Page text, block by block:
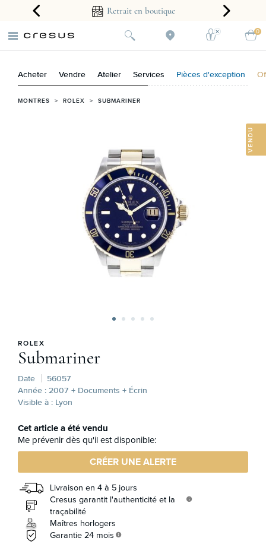
2 ans Retrait en boutique
0
Acheter Vendre Atelier Services Pièces d'exception
MONTRES > ROLEX > SUBMARINER
VENDU
ROLEX
Submariner
Date
56057
Année : 2007 + Documents + Écrin
Visible à : Lyon
Cet article a été vendu
Me prévenir dès qu'il est disponible:
CRÉER UNE ALERTE
Livraison en 4 à 5 jours
Cresus garantit l'authenticité et la
traçabilité
info
Maîtres horlogers
Garantie 24 mois info